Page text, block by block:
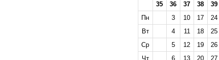
35 36 37 38
39
Пн
3 10 17
24
Вт
4 11 18
25
Ср
5 12 19
26
Чт
6 13 20
27